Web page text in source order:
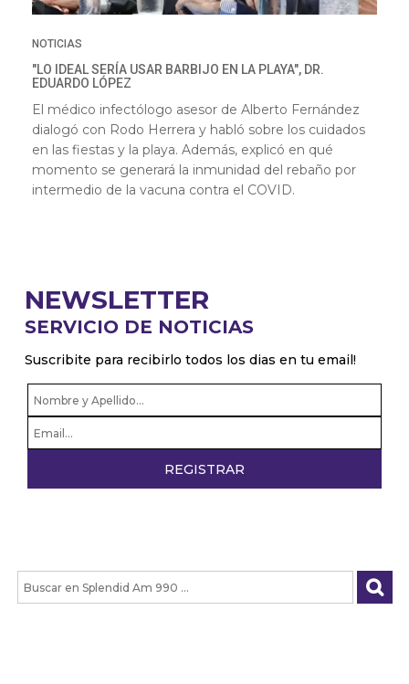
NOTICIAS
"LO IDEAL SERÍA USAR BARBIJO EN LA PLAYA", DR.
EDUARDO LÓPEZ
El médico infectólogo asesor de Alberto Fernández
dialogó con Rodo Herrera y habló sobre los cuidados
en las fiestas y la playa. Además, explicó en qué
momento se generará la inmunidad del rebaño por
intermedio de la vacuna contra el COVID.
NEWSLETTER
SERVICIO DE NOTICIAS
Suscribite para recibirlo todos los dias en tu email!